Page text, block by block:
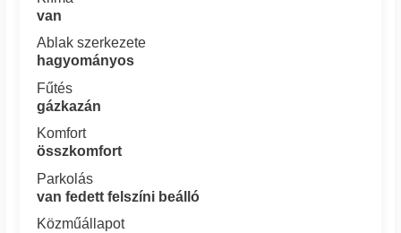
van
Ablak szerkezete
hagyományos
Fűtés
gázkazán
Komfort
összkomfort
Parkolás
van fedett felszíni beálló
Közműállapot